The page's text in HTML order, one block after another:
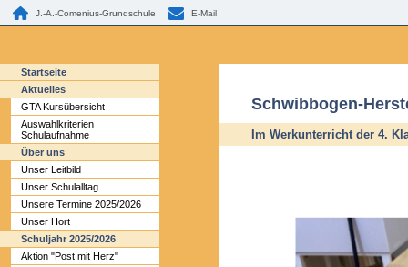
J.-A.-Comenius-Grundschule E-Mail
Startseite
Aktuelles
GTA Kursübersicht
Auswahlkriterien
Schulaufnahme
Über uns
Unser Leitbild
Unser Schulalltag
Unsere Termine 2025/2026
Unser Hort
Schuljahr 2025/2026
Aktion "Post mit Herz"
Schwibbogen-
Im Werkunterricht der 4.